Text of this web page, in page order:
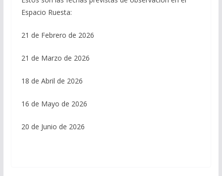
Espacio Ruesta:
21 de Febrero de 2026
21 de Marzo de 2026
18 de Abril de 2026
16 de Mayo de 2026
20 de Junio de 2026